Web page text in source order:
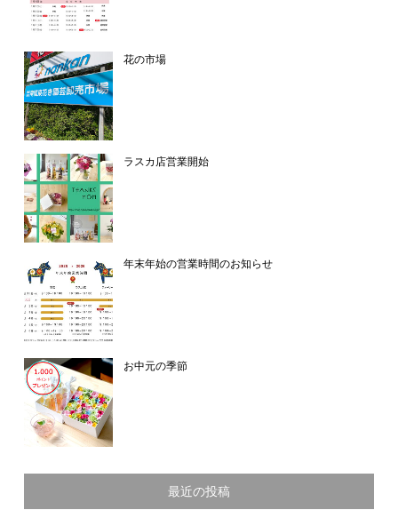
花の市場
ラスカ店営業開始
年末年始の営業時間のお知らせ
お中元の季節
最近の投稿